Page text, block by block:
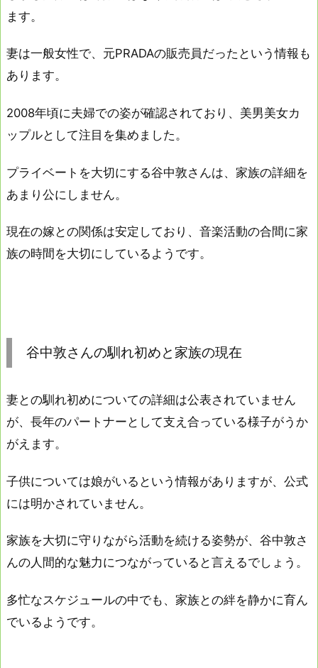
ます。
妻は一般女性で、元PRADAの販売員だったという情報も
あります。
2008年頃に夫婦での姿が確認されており、美男美女カ
ップルとして注目を集めました。
プライベートを大切にする谷中敦さんは、家族の詳細を
あまり公にしません。
現在の嫁との関係は安定しており、音楽活動の合間に家
族の時間を大切にしているようです。
谷中敦さんの馴れ初めと家族の現在
妻との馴れ初めについての詳細は公表されていません
が、長年のパートナーとして支え合っている様子がうか
がえます。
子供については娘がいるという情報がありますが、公式
には明かされていません。
家族を大切に守りながら活動を続ける姿勢が、谷中敦さ
んの人間的な魅力につながっていると言えるでしょう。
多忙なスケジュールの中でも、家族との絆を静かに育ん
でいるようです。